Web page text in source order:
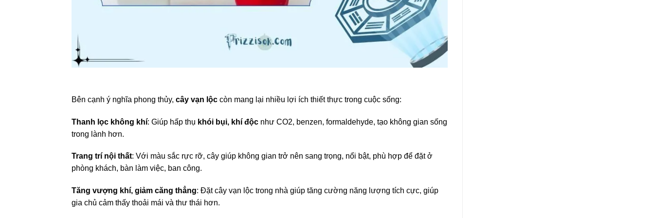
Bên cạnh ý nghĩa phong thủy, cây vạn lộc còn mang lại nhiều lợi ích thiết thực trong cuộc sống:
Thanh lọc không khí: Giúp hấp thụ khói bụi, khí độc như CO2, benzen, formaldehyde, tạo không gian sống
trong lành hơn.
Trang trí nội thất: Với màu sắc rực rỡ, cây giúp không gian trở nên sang trọng, nổi bật, phù hợp để đặt ở
phòng khách, bàn làm việc, ban công.
Tăng vượng khí, giảm căng thẳng: Đặt cây vạn lộc trong nhà giúp tăng cường năng lượng tích cực, giúp
gia chủ cảm thấy thoải mái và thư thái hơn.